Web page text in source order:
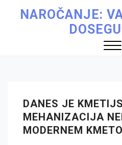
NAROČANJE:
DANES JE
MEHANIZACIJA
MODERNEM